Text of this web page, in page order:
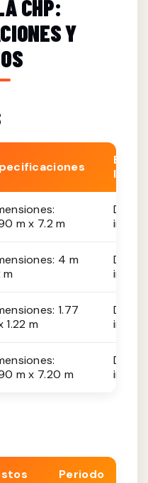
CHP:
Y
Est.
m x 7.2 m
De
4 m
m
De
1.77
1.22 m
De
m x 7.20 m
De
Periodo